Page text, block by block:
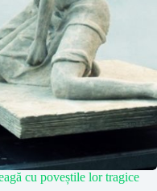
cu poveștile lor tragice